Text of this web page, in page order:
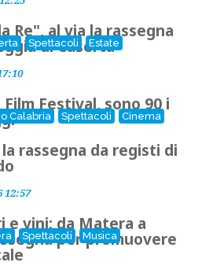
Spettacoli Estate
Re", al via la rassegna
di Caserta
Calabria Spettacoli Cinema
Festival, sono 90 i
rassegna da registi di
12:57
Spettacoli Musica
e vini: da Matera a
per promuovere